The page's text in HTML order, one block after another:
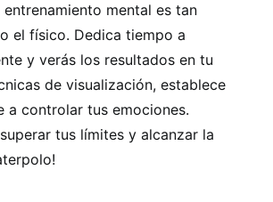
entrenamiento mental es tan
el físico. Dedica tiempo a
y verás los resultados en tu
de visualización, establece
a controlar tus emociones.
tus límites y alcanzar la